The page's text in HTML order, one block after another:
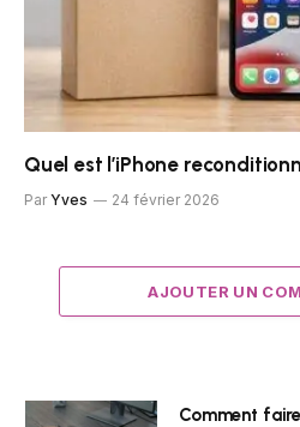
Quel est l’iPhone
Par Yves 24 février 2026
AJOUTER UN
Comment